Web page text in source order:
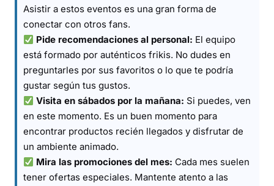
Asistir a estos eventos es una gran forma de
conectar con otros fans.
Pide recomendaciones al personal: El equipo
está formado por auténticos frikis. No dudes en
preguntarles por sus favoritos o lo que te podría
gustar según tus gustos.
Visita en sábados por la mañana: Si puedes, ven
en este momento. Es un buen momento para
encontrar productos recién llegados y disfrutar de
un ambiente animado.
Mira las promociones del mes: Cada mes suelen
tener ofertas especiales. Mantente atento a las